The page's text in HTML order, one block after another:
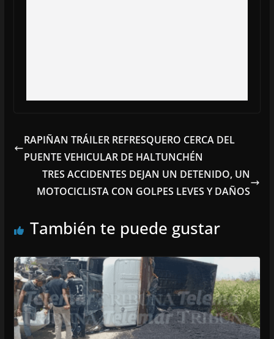
RAPIÑAN TRÁILER REFRESQUERO CERCA DEL
PUENTE VEHICULAR DE HALTUNCHÉN
TRES ACCIDENTES DEJAN UN DETENIDO, UN
MOTOCICLISTA CON GOLPES LEVES Y DAÑOS
También te puede gustar